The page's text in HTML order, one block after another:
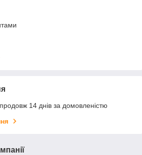
14 днів за домовленістю